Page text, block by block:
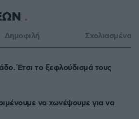
Δημοφιλή Σχολιασμένα
Έτσι το ξεφλούδισμά τους
να χωνέψουμε για να